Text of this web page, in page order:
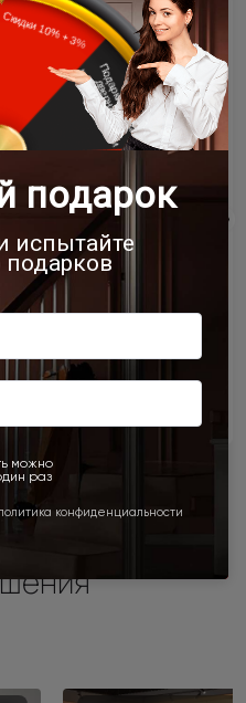
Магнитный дверной
замок со скрытой
ручкой
Rezident, Италия
27 689 ₽